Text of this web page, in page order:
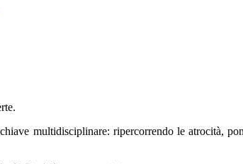
multidisciplinare: ripercorrendo le atrocità,